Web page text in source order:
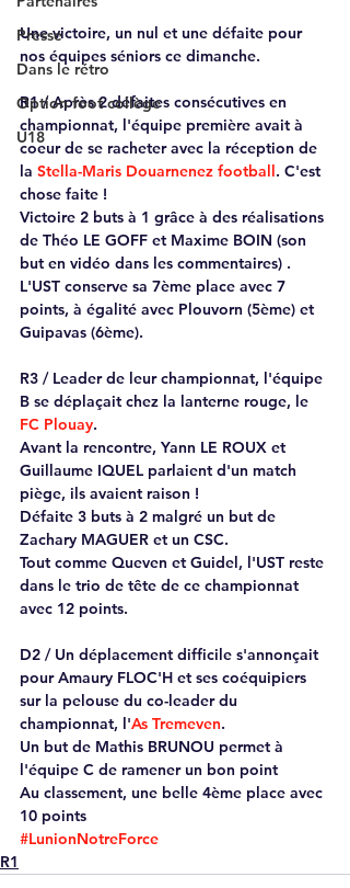
Presse
Dans le rétro
Option foot collège
U18
Une victoire, un nul et une défaite pour
nos équipes séniors ce dimanche.
R1 / Après 2 défaites consécutives en
championnat, l'équipe première avait à
coeur de se racheter avec la réception de
la Stella-Maris Douarnenez football. C'est
chose faite !
Victoire 2 buts à 1 grâce à des réalisations
de Théo LE GOFF et Maxime BOIN (son
but en vidéo dans les commentaires) .
L'UST conserve sa 7ème place avec 7
points, à égalité avec Plouvorn (5ème) et
Guipavas (6ème).
R3 / Leader de leur championnat, l'équipe
B se déplaçait chez la lanterne rouge, le
FC Plouay.
Avant la rencontre, Yann LE ROUX et
Guillaume IQUEL parlaient d'un match
piège, ils avaient raison !
Défaite 3 buts à 2 malgré un but de
Zachary MAGUER et un CSC.
Tout comme Queven et Guidel, l'UST reste
dans le trio de tête de ce championnat
avec 12 points.
D2 / Un déplacement difficile s'annonçait
pour Amaury FLOC'H et ses coéquipiers
sur la pelouse du co-leader du
championnat, l'As Tremeven.
Un but de Mathis BRUNOU permet à
l'équipe C de ramener un bon point
Au classement, une belle 4ème place avec
10 points
#LunionNotreForce
R1